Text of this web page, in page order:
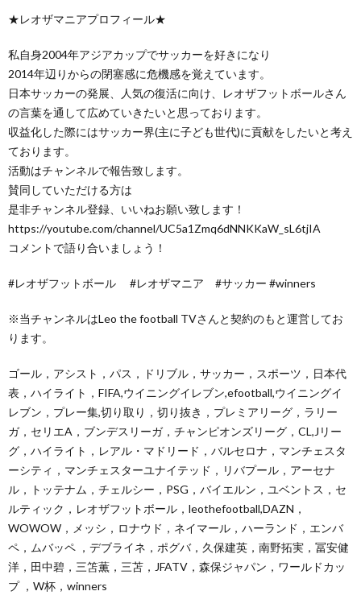
★レオザマニアプロフィール★
私自身2004年アジアカップでサッカーを好きになり
2014年辺りからの閉塞感に危機感を覚えています。
日本サッカーの発展、人気の復活に向け、レオザフットボールさん
の言葉を通して広めていきたいと思っております。
収益化した際にはサッカー界(主に子ども世代)に貢献をしたいと考え
ております。
活動はチャンネルで報告致します。
賛同していただける方は
是非チャンネル登録、いいねお願い致します！
https://youtube.com/channel/UC5a1Zmq6dNNKKaW_sL6tjIA
コメントで語り合いましょう！
#レオザフットボール #レオザマニア #サッカー #winners
※当チャンネルはLeo the football TVさんと契約のもと運営してお
ります。
ゴール，アシスト，パス，ドリブル，サッカー，スポーツ，日本代
表，ハイライト，FIFA,ウイニングイレブン,efootball,ウイニングイ
レブン，プレー集,切り取り，切り抜き，プレミアリーグ，ラリー
ガ，セリエA，ブンデスリーガ，チャンピオンズリーグ，CL,Jリー
グ，ハイライト，レアル・マドリード，バルセロナ，マンチェスタ
ーシティ，マンチェスターユナイテッド，リバプール，アーセナ
ル，トッテナム，チェルシー，PSG，バイエルン，ユベントス，セ
ルティック，レオザフットボール，leothefootball,DAZN，
WOWOW，メッシ，ロナウド，ネイマール，ハーランド，エンバ
ペ，ムバッペ ，デブライネ，ポグバ，久保建英，南野拓実，冨安健
洋，田中碧，三笘薫，三苫，JFATV，森保ジャパン，ワールドカッ
プ ，W杯，winners